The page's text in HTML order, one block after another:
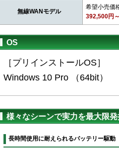
無線WANモデル
希望小売価
392,500円
OS
［プリインストールOS］
Windows 10 Pro （64bit）
様々なシーンで実力を最大限
長時間使用に耐えられるバッテリー駆動